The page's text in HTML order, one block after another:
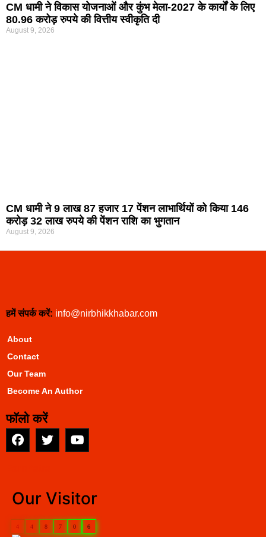
CM धामी ने विकास योजनाओं और कुंभ मेला-2027 के कार्यों के लिए
80.96 करोड़ रुपये की वित्तीय स्वीकृति दी
August 9, 2026
CM धामी ने 9 लाख 87 हजार 17 पेंशन लाभार्थियों को किया 146
करोड़ 32 लाख रुपये की पेंशन राशि का भुगतान
August 9, 2026
हमें संपर्क करें: info@nirbhikkhabar.com
About
Contact
Our Team
Become An Author
फॉलो करें
Our Visitor
4 4 8 7 0 6